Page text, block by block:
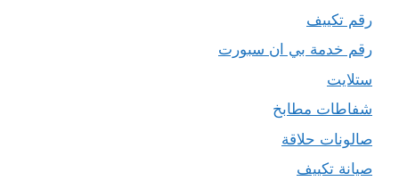
رقم تكييف
رقم خدمة بي ان سبورت
ستلايت
شفاطات مطابخ
صالونات حلاقة
صيانة تكييف